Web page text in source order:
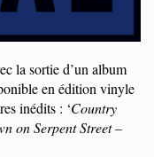
la sortie d’un album
en édition vinyle
inédits : ‘Country
on Serpent Street –